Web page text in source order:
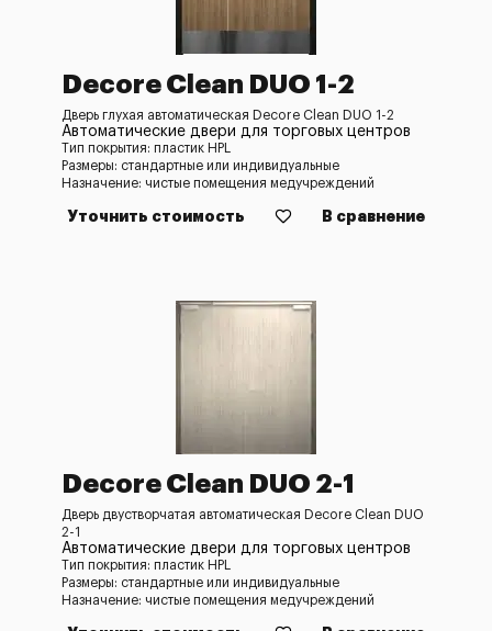
Decore Clean DUO 1-2
Дверь глухая автоматическая Decore Clean DUO 1-2
Автоматические двери для торговых центров
Тип покрытия: пластик HPL
Размеры: стандартные или индивидуальные
Назначение: чистые помещения медучреждений
Уточнить стоимость В сравнение
Decore Clean DUO 2-1
Дверь двустворчатая автоматическая Decore Clean DUO
2-1
Автоматические двери для торговых центров
Тип покрытия: пластик HPL
Размеры: стандартные или индивидуальные
Назначение: чистые помещения медучреждений